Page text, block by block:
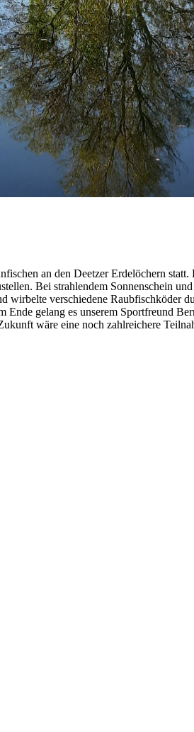
an den Deetzer Erdelöchern
Bei strahlendem Sonnenschein
wirbelte verschiedene Raubfischköder
gelang es unserem Sportfreund
wäre eine noch zahlreichere